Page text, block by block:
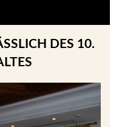
DES 10. A